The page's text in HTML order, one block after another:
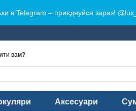
в Telegram – приєднуйся зараз!
вам?
Аксесуари